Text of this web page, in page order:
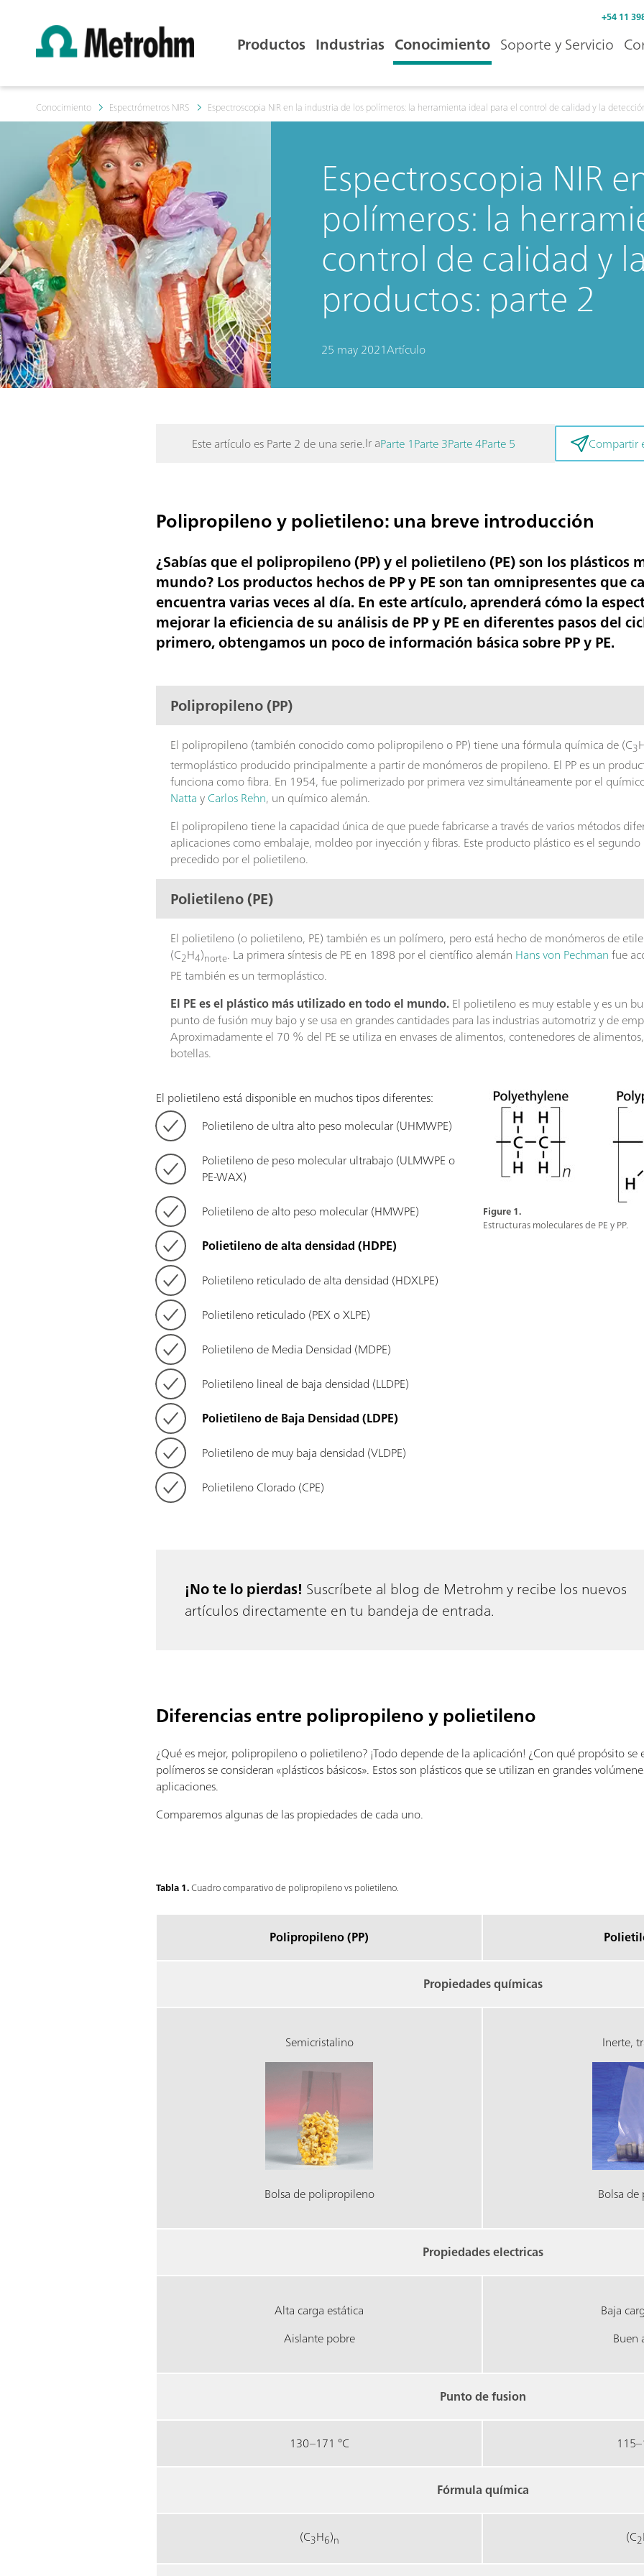
+54 11
Productos Industrias Conocimiento Soporte y Servicio
Conocimiento Espectrómetros NIRS Espectroscopia NIR en la industria de los polímeros: la herramienta ideal para el control de calidad y la
Espectroscopia NIR
polímeros: la
control de calidad y
productos: parte 2
25 may 2021Artículo
Este artículo es Parte 2 de una serie.Ir aParte 1Parte 3Parte 4Parte 5 Compartir
Polipropileno y polietileno: una breve introducción
¿Sabías que el polipropileno (PP) y el polietileno (PE) son los plásticos
mundo? Los productos hechos de PP y PE son tan omnipresentes que
encuentra varias veces al día. En este artículo, aprenderá cómo la
mejorar la eficiencia de su análisis de PP y PE en diferentes pasos del
primero, obtengamos un poco de información básica sobre PP y PE.
Polipropileno (PP)
El polipropileno (también conocido como polipropileno o PP) tiene una fórmula química de (C3
termoplástico producido principalmente a partir de monómeros de propileno. El PP es un
funciona como fibra. En 1954, fue polimerizado por primera vez simultáneamente por el
NattayCarlos Rehn, un químico alemán.
El polipropileno tiene la capacidad única de que puede fabricarse a través de varios métodos
aplicaciones como embalaje, moldeo por inyección y fibras. Este producto plástico es el
precedido por el polietileno.
Polietileno (PE)
El polietileno (o polietileno, PE) también es un polímero, pero está hecho de monómeros de
(C2H4)norte. La primera síntesis de PE en 1898 por el científico alemán Hans von Pechmanfue
PE también es un termoplástico.
El PE es el plástico más utilizado en todo el mundo.El polietileno es muy estable y es un
punto de fusión muy bajo y se usa en grandes cantidades para las industrias automotriz y de
Aproximadamente el 70 % del PE se utiliza en envases de alimentos, contenedores de
botellas.
Figure 1.
Estructuras moleculares de PE y PP.
El polietileno está disponible en muchos tipos diferentes:
Polietileno de ultra alto peso molecular (UHMWPE)
Polietileno de peso molecular ultrabajo (ULMWPE o
PE-WAX)
Polietileno de alto peso molecular (HMWPE)
Polietileno de alta densidad (HDPE)
Polietileno reticulado de alta densidad (HDXLPE)
Polietileno reticulado (PEX o XLPE)
Polietileno de Media Densidad (MDPE)
Polietileno lineal de baja densidad (LLDPE)
Polietileno de Baja Densidad (LDPE)
Polietileno de muy baja densidad (VLDPE)
Polietileno Clorado (CPE)
¡No te lo pierdas! Suscríbete al blog de Metrohm y recibe los nuevos
artículos directamente en tu bandeja de entrada.
Diferencias entre polipropileno y polietileno
¿Qué es mejor, polipropileno o polietileno? ¡Todo depende de la aplicación! ¿Con qué propósito
polímeros se consideran «plásticos básicos». Estos son plásticos que se utilizan en grandes
aplicaciones.
Comparemos algunas de las propiedades de cada uno.
Tabla 1.Cuadro comparativo de polipropileno vs polietileno.
Polipropileno (PP)
Propiedades químicas
Semicristalino
Bolsa de polipropileno
Inerte,
Bolsa
Propiedades electricas
Alta carga estática
Aislante pobre
Baja
Buen
Punto de fusion
130–171 °C
Fórmula química
(C3H6)n (C2